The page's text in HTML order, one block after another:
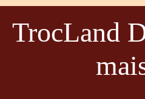
TrocLand